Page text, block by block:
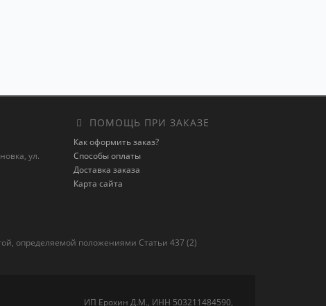
ул.
ПОМОЩЬ ПРИ ЗАКАЗЕ
Как оформить заказ?
Способы оплаты
Доставка заказа
Карта сайта
определяемой положениями Статьи 437 (2)
ИП Ерохин Д.М., ИНН 503211484590,